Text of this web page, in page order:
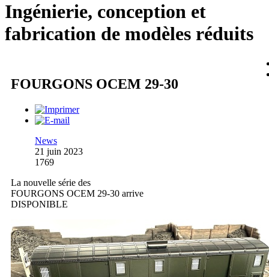
Ingénierie, conception et
fabrication de modèles réduits
FOURGONS OCEM 29-30
News
21 juin 2023
1769
La nouvelle série des
FOURGONS OCEM 29-30 arrive
DISPONIBLE